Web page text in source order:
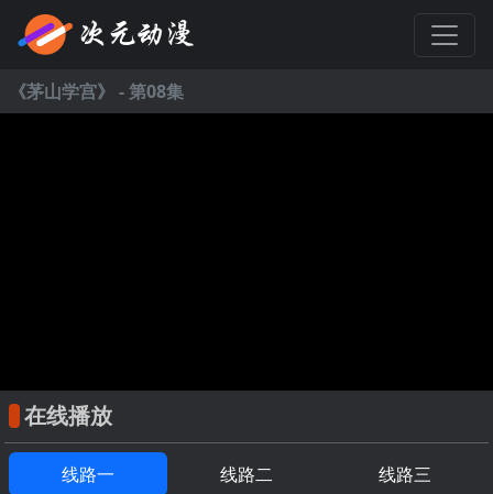
《茅山学宫》 - 第08集
在线播放
线路一 线路二 线路三